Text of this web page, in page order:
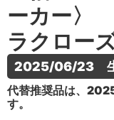
ーカー
ラクロー
2025/06/23　
代替推奨品は、
す。